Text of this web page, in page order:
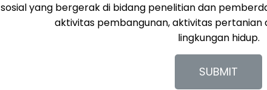
sosial yang bergerak di bidang penelitian dan
aktivitas pembangunan, aktivitas pertanian
lingkungan hidup.
SUBMIT